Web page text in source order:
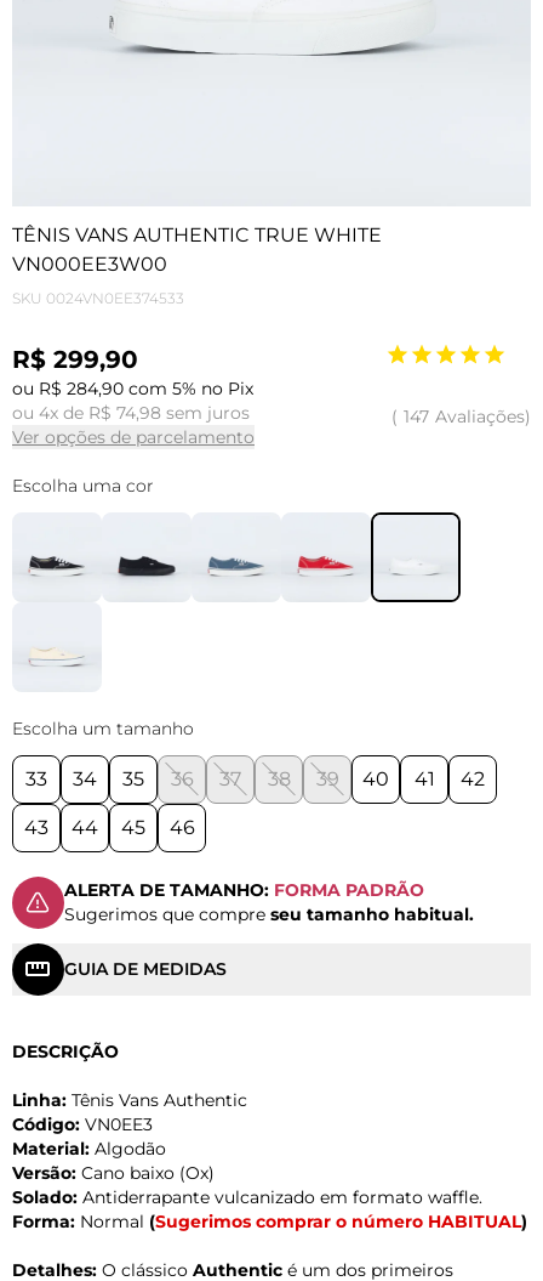
TÊNIS VANS AUTHENTIC TRUE WHITE
VN000EE3W00
SKU 0024VN0EE374533
R$ 299,90
ou R$ 284,90 com 5% no Pix
ou 4x de R$ 74,98 sem juros
Ver opções de parcelamento
147 Avaliações
Escolha uma cor
Escolha um tamanho
33 34 35 36 37 38 39 40 41 42
43 44 45 46
ALERTA DE TAMANHO: FORMA PADRÃO
Sugerimos que compre seu tamanho habitual.
GUIA DE MEDIDAS
DESCRIÇÃO
Linha: Tênis Vans Authentic
Código: VN0EE3
Material: Algodão
Versão: Cano baixo (Ox)
Solado: Antiderrapante vulcanizado em formato waffle.
Forma: Normal (Sugerimos comprar o número HABITUAL)
Detalhes: O clássico Authentic é um dos primeiros